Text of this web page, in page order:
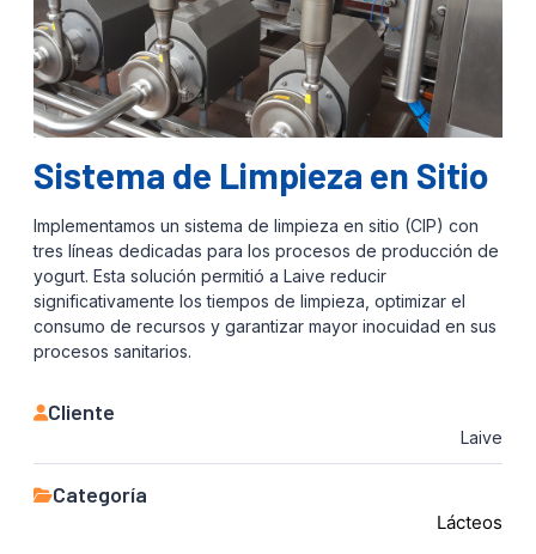
Sistema de Limpieza en Sitio
Implementamos un sistema de limpieza en sitio (CIP) con
tres líneas dedicadas para los procesos de producción de
yogurt. Esta solución permitió a Laive reducir
significativamente los tiempos de limpieza, optimizar el
consumo de recursos y garantizar mayor inocuidad en sus
procesos sanitarios.
Cliente
Laive
Categoría
Lácteos